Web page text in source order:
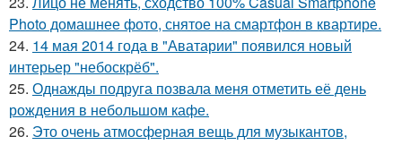
Photo домашнее фото, снятое на смартфон в квартире.
24. 14 мая 2014 года в "Аватарии" появился новый
интерьер "небоскрёб".
25. Однажды подруга позвала меня отметить её день
рождения в небольшом кафе.
26. Это очень атмосферная вещь для музыкантов,